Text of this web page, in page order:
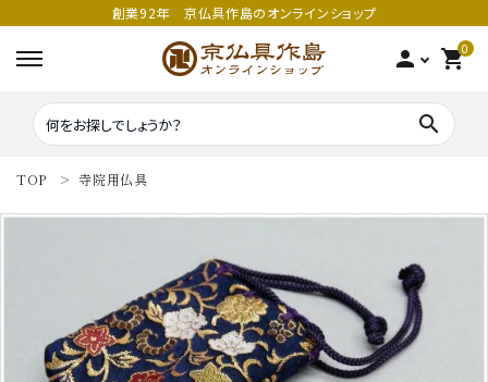
創業92年 京仏具作島のオンラインショップ
person 0
shopping_cart
search
五鈷
寺院仏具
TOP 寺院用仏具